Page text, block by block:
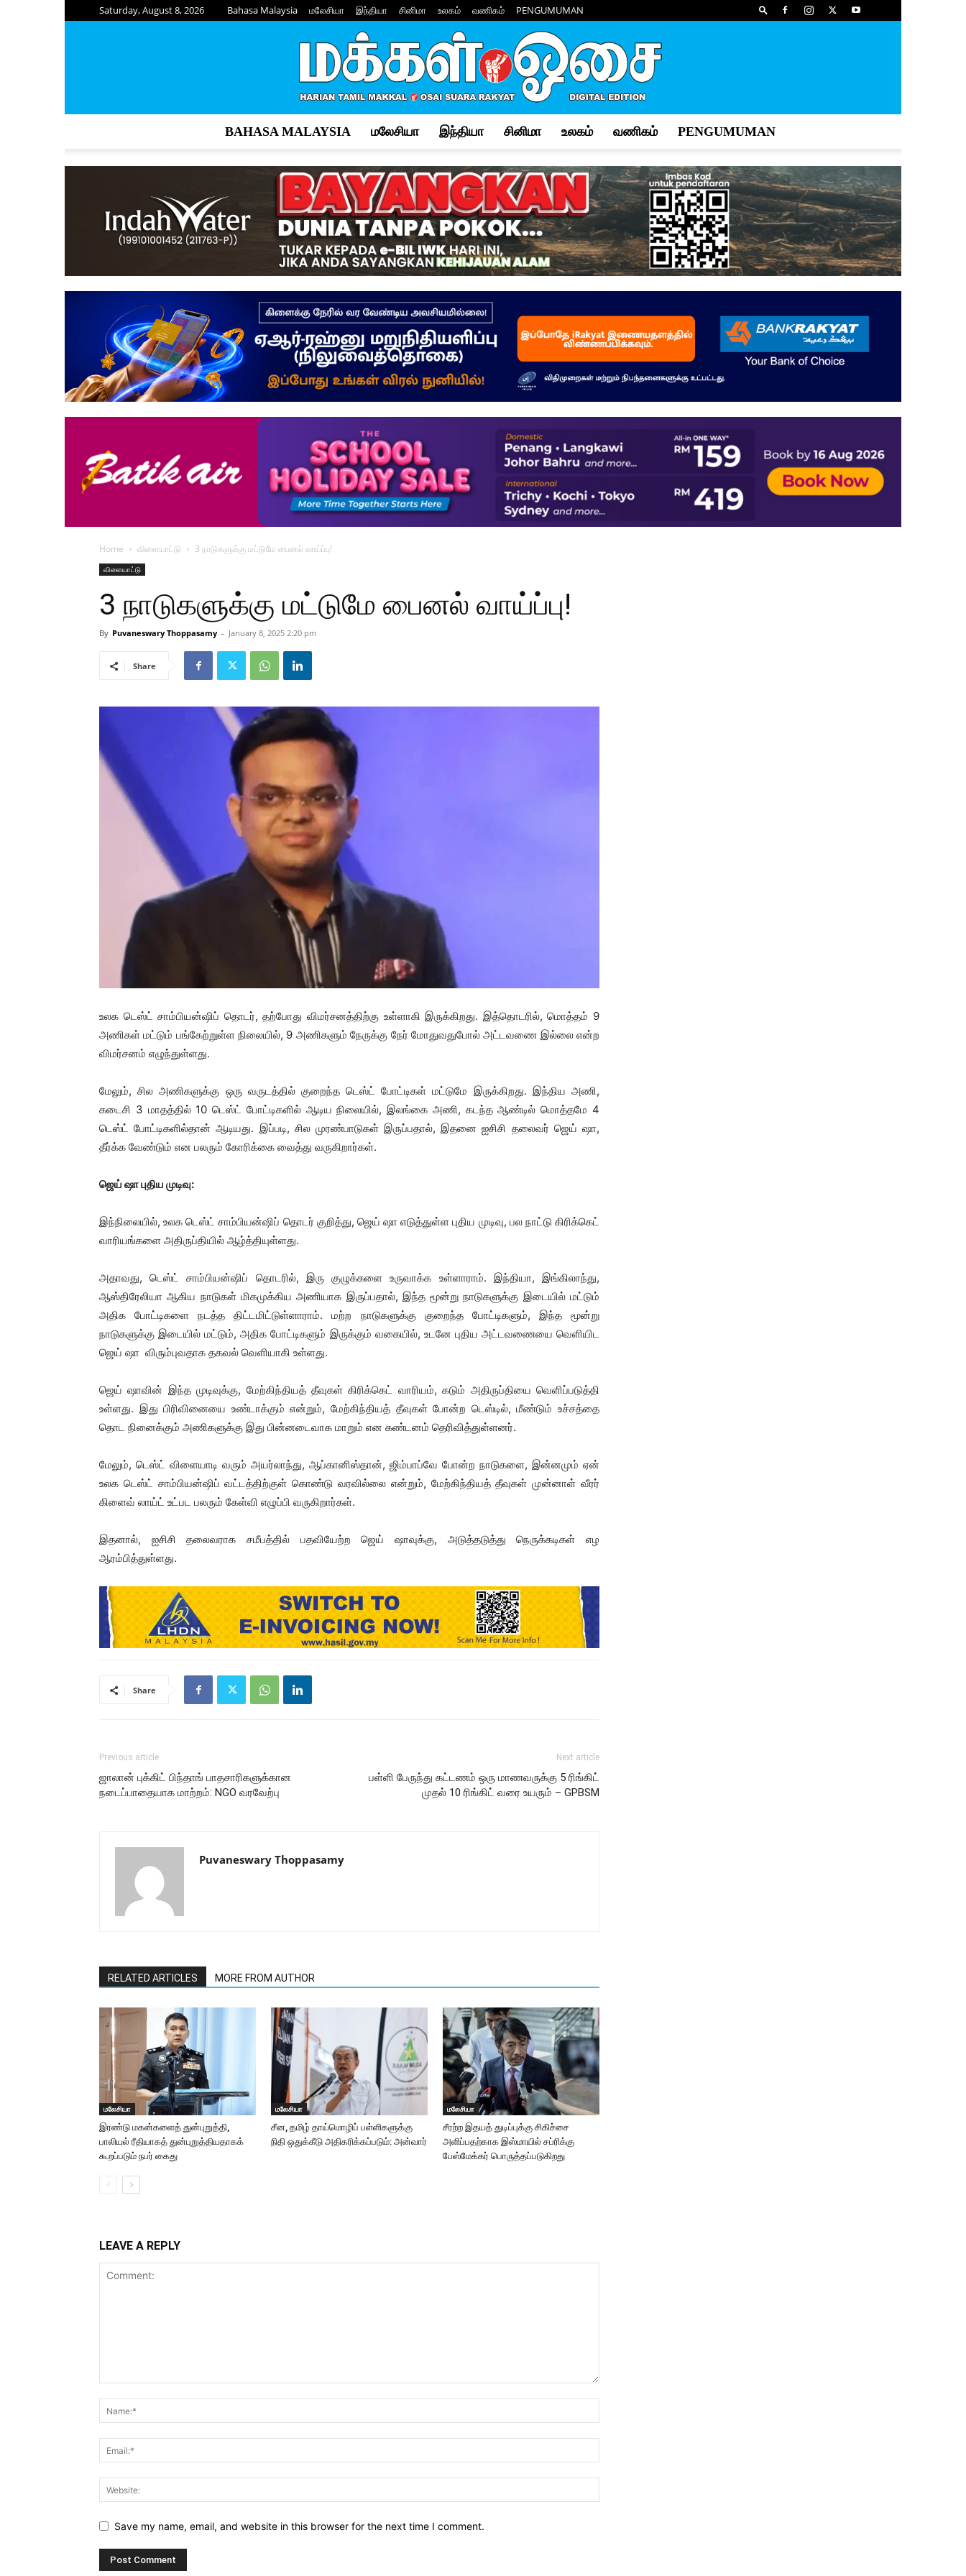
Saturday, August 8, 2026 Bahasa Malaysia மலேசியா இந்தியா சினிமா உலகம் வணிகம் PENGUMUMAN
Osai
–
மக்கள்
ஓசை
BAHASA MALAYSIA மலேசியா இந்தியா சினிமா உலகம் வணிகம் PENGUMUMAN
Home விளையாட்டு 3 நாடுகளுக்கு மட்டுமே பைனல் வாய்ப்பு!
விளையாட்டு
3 நாடுகளுக்கு மட்டுமே பைனல் வாய்ப்பு!
By Puvaneswary Thoppasamy - January 8, 2025 2:20 pm
Share
உலக டெஸ்ட் சாம்பியன்ஷிப் தொடர், தற்போது விமர்சனத்திற்கு உள்ளாகி இருக்கிறது. இத்தொடரில், மொத்தம் 9
அணிகள் மட்டும் பங்கேற்றுள்ள நிலையில், 9 அணிகளும் நேருக்கு நேர் மோதுவதுபோல் அட்டவணை இல்லை என்ற
விமர்சனம் எழுந்துள்ளது.
மேலும், சில அணிகளுக்கு ஒரு வருடத்தில் குறைந்த டெஸ்ட் போட்டிகள் மட்டுமே இருக்கிறது. இந்திய அணி,
கடைசி 3 மாதத்தில் 10 டெஸ்ட் போட்டிகளில் ஆடிய நிலையில், இலங்கை அணி, கடந்த ஆண்டில் மொத்தமே 4
டெஸ்ட் போட்டிகளில்தான் ஆடியது. இப்படி, சில முரண்பாடுகள் இருப்பதால், இதனை ஐசிசி தலைவர் ஜெய் ஷா,
தீர்க்க வேண்டும் என பலரும் கோரிக்கை வைத்து வருகிறார்கள்.
ஜெய் ஷா புதிய முடிவு:
இந்நிலையில், உலக டெஸ்ட் சாம்பியன்ஷிப் தொடர் குறித்து, ஜெய் ஷா எடுத்துள்ள புதிய முடிவு, பல நாட்டு கிரிக்கெட்
வாரியங்களை அதிருப்தியில் ஆழ்த்தியுள்ளது.
அதாவது, டெஸ்ட் சாம்பியன்ஷிப் தொடரில், இரு குழுக்களை உருவாக்க உள்ளாராம். இந்தியா, இங்கிலாந்து,
ஆஸ்திரேலியா ஆகிய நாடுகள் மிகமுக்கிய அணியாக இருப்பதால், இந்த மூன்று நாடுகளுக்கு இடையில் மட்டும்
அதிக போட்டிகளை நடத்த திட்டமிட்டுள்ளாராம். மற்ற நாடுகளுக்கு குறைந்த போட்டிகளும், இந்த மூன்று
நாடுகளுக்கு இடையில் மட்டும், அதிக போட்டிகளும் இருக்கும் வகையில், உடனே புதிய அட்டவணையை வெளியிட
ஜெய் ஷா விரும்புவதாக தகவல் வெளியாகி உள்ளது.
ஜெய் ஷாவின் இந்த முடிவுக்கு, மேற்கிந்தியத் தீவுகள் கிரிக்கெட் வாரியம், கடும் அதிருப்தியை வெளிப்படுத்தி
உள்ளது. இது பிரிவினையை உண்டாக்கும் என்றும், மேற்கிந்தியத் தீவுகள் போன்ற டெஸ்டில், மீண்டும் உச்சத்தை
தொட நினைக்கும் அணிகளுக்கு இது பின்னடைவாக மாறும் என கண்டனம் தெரிவித்துள்ளனர்.
மேலும், டெஸ்ட் விளையாடி வரும் அயர்லாந்து, ஆப்கானிஸ்தான், ஜிம்பாப்வே போன்ற நாடுகளை, இன்னமும் ஏன்
உலக டெஸ்ட் சாம்பியன்ஷிப் வட்டத்திற்குள் கொண்டு வரவில்லை என்றும், மேற்கிந்தியத் தீவுகள் முன்னாள் வீரர்
கிளைவ் லாய்ட் உட்பட பலரும் கேள்வி எழுப்பி வருகிறார்கள்.
இதனால், ஐசிசி தலைவராக சமீபத்தில் பதவியேற்ற ஜெய் ஷாவுக்கு, அடுத்தடுத்து நெருக்கடிகள் எழ
ஆரம்பித்துள்ளது.
Share
Previous article
ஜாலான் புக்கிட் பிந்தாங் பாதசாரிகளுக்கான
நடைப்பாதையாக மாற்றம்: NGO வரவேற்பு
Next article
பள்ளி பேருந்து கட்டணம் ஒரு மாணவருக்கு 5 ரிங்கிட்
முதல் 10 ரிங்கிட் வரை உயரும் – GPBSM
Puvaneswary Thoppasamy
RELATED ARTICLES MORE FROM AUTHOR
மலேசியா
இரண்டு மகன்களைத் துன்புறுத்தி,
பாலியல் ரீதியாகத் துன்புறுத்தியதாகக்
கூறப்படும் நபர் கைது
மலேசியா
சீன, தமிழ் தாய்மொழிப் பள்ளிகளுக்கு
நிதி ஒதுக்கீடு அதிகரிக்கப்படும்: அன்வார்
மலேசியா
சீரற்ற இதயத் துடிப்புக்கு சிகிச்சை
அளிப்பதற்காக இஸ்மாயில் சப்ரிக்கு
பேஸ்மேக்கர் பொருத்தப்படுகிறது
LEAVE A REPLY
Save my name, email, and website in this browser for the next time I comment.